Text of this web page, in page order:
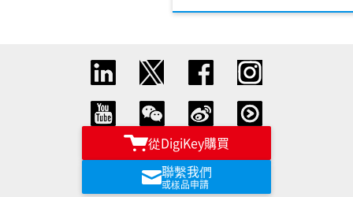
從DigiKey購買
聯繫我們
或樣品申請